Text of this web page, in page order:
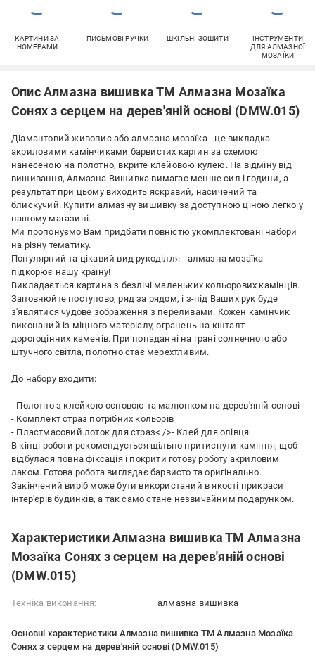
КАРТИНИ ЗА
НОМЕРАМИ
ПИСЬМОВІ РУЧКИ ШКІЛЬНІ ЗОШИТИ
ІНСТРУМЕНТИ
ДЛЯ АЛМАЗНОЇ
МОЗАЇКИ
Опис Алмазна вишивка ТМ Алмазна Мозаїка
Сонях з серцем на дерев'яній основі (DMW.015)
Діамантовий живопис або алмазна мозаїка - це викладка
акриловими камінчиками барвистих картин за схемою
нанесеною на полотно, вкрите клейовою кулею. На відміну від
вишивання, Алмазна Вишивка вимагає менше сил і години, а
результат при цьому виходить яскравий, насичений та
блискучий. Купити алмазну вишивку за доступною ціною легко у
нашому магазині.
Ми пропонуємо Вам придбати повністю укомплектовані набори
на різну тематику.
Популярний та цікавий вид рукоділля - алмазна мозаїка
підкорює нашу країну!
Викладається картина з безлічі маленьких кольорових камінців.
Заповнюйте поступово, ряд за рядом, і з-під Ваших рук буде
з'являтися чудове зображення з переливами. Кожен камінчик
виконаний із міцного матеріалу, огранень на кшталт
дорогоцінних каменів. При попаданні на грані солнечного або
штучного світла, полотно стає мерехтливим.
До набору входити:
- Полотно з клейкою основою та малюнком на дерев'яній основі
- Комплект страз потрібних кольорів
- Пластмасовий лоток для страз< />- Клей для олівця
В кінці роботи рекомендується щільно притиснути каміння, щоб
відбулася повна фіксація і покрити готову роботу акриловим
лаком. Готова робота виглядає барвисто та оригінально.
Закінчений виріб може бути використаний в якості прикраси
інтер'єрів будинків, а так само стане незвичайним подарунком.
Характеристики Алмазна вишивка ТМ Алмазна
Мозаїка Сонях з серцем на дерев'яній основі
(DMW.015)
Техніка виконання: алмазна вишивка
Основні характеристики Алмазна вишивка ТМ Алмазна Мозаїка
Сонях з серцем на дерев'яній основі (DMW.015)